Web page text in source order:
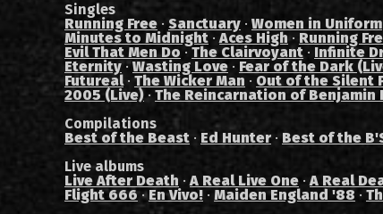
Singles
Running Free · Sanctuary · Women in Uniform
Minutes to Midnight ·Aces High · Running
Evil That Men Do · The Clairvoyant · Infinite
Eternity ·Wasting Love · Fear of the Dark
Futureal· The Wicker Man · Out of the Silent
2005 (Live)· The Reincarnation of Benjamin
Compilations
Best of the Beast · Ed Hunter · Best of the
Live albums
Live After Death ·A Real Live One ·A Real
Flight 666 ·En Vivo! · Maiden England '88 ·